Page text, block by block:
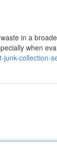
in a
when
collection-